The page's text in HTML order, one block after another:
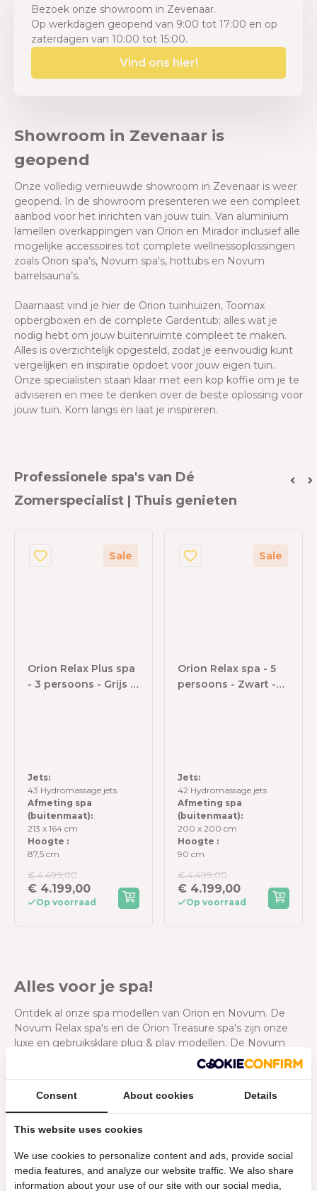
Bezoek onze showroom in Zevenaar.
Op werkdagen geopend van 9:00 tot 17:00 en op
zaterdagen van 10:00 tot 15:00.
Vind ons hier!
Showroom in Zevenaar is
geopend
Onze volledig vernieuwde showroom in Zevenaar is weer
geopend. In de showroom presenteren we een compleet
aanbod voor het inrichten van jouw tuin. Van aluminium
lamellen overkappingen van Orion en Mirador inclusief alle
mogelijke accessoires tot complete wellnessoplossingen
zoals Orion spa's, Novum spa's, hottubs en Novum
barrelsauna’s.
Daarnaast vind je hier de Orion tuinhuizen, Toomax
opbergboxen en de complete Gardentub; alles wat je
nodig hebt om jouw buitenruimte compleet te maken.
Alles is overzichtelijk opgesteld, zodat je eenvoudig kunt
vergelijken en inspiratie opdoet voor jouw eigen tuin.
Onze specialisten staan klaar met een kop koffie om je te
adviseren en mee te denken over de beste oplossing voor
jouw tuin. Kom langs en laat je inspireren.
Professionele spa's van Dé
Zomerspecialist | Thuis genieten
Sale
Orion Relax Plus spa
- 3 persoons - Grijs -
Jets:
43 Hydromassage jets
Afmeting spa
(buitenmaat):
213 x 164 cm
Hoogte :
87,5 cm
€ 4.199,00
€ 4.499,00
Op voorraad
Sale
Orion Relax spa - 5
persoons - Zwart -
Jets:
42 Hydromassage jets
Afmeting spa
(buitenmaat):
200 x 200 cm
Hoogte :
90 cm
€ 4.199,00
€ 4.499,00
Op voorraad
Alles voor je spa!
Ontdek al onze spa modellen van Orion en Novum. De
Novum Relax spa's en de Orion Treasure spa's zijn onze
luxe en gebruiksklare plug & play modellen. De Novum
Oasis spa's zijn spa's uit het hoogste segment en werken
op krachtstroom. Daarnaast vind je hier de spacovers,
compleet te maken!
Consent About cookies Details
This website uses cookies
We use cookies to personalize content and ads, provide social
media features, and analyze our website traffic. We also share
information about your use of our site with our social media,